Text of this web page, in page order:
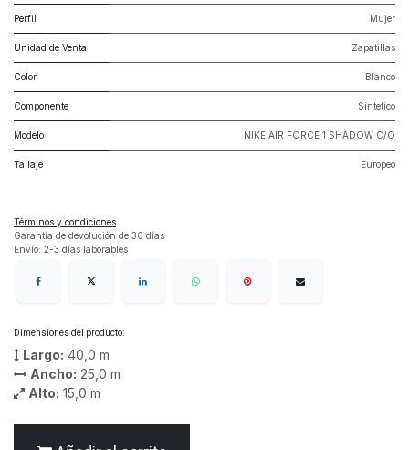
Perfil Mujer
Unidad de Venta Zapatillas
Color Blanco
Componente Sintetico
Modelo NIKE AIR FORCE 1 SHADOW C/O
Tallaje Europeo
Términos y condiciones
Garantía de devolución de 30 días
Envío: 2-3 días laborables
Dimensiones del producto:
Largo: 40,0 m
Ancho: 25,0 m
Alto: 15,0 m